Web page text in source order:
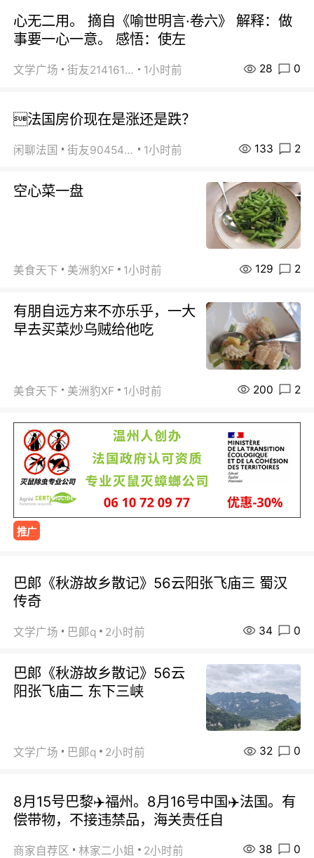
心无二用。 摘自《喻世明言·卷六》 解释：做
事要一心一意。 感悟：使左
文学广场 街友21416156 1小时前 28 0
法国房价现在是涨还是跌？
闲聊法国 街友90454511 1小时前 133 2
空心菜一盘
美食天下 美洲豹XF 1小时前 129 2
有朋自远方来不亦乐乎，一大
早去买菜炒乌贼给他吃
美食天下 美洲豹XF 1小时前 200 2
推广
巴郞《秋游故乡散记》56云阳张飞庙三 蜀汉
传奇
文学广场 巴郞q 2小时前 34 0
巴郞《秋游故乡散记》56云
阳张飞庙二 东下三峡
文学广场 巴郞q 2小时前 32 0
8月15号巴黎✈️福州。8月16号中国✈️法国。有
偿带物，不接违禁品，海关责任自
商家自荐区 林家二小姐 2小时前 38 0